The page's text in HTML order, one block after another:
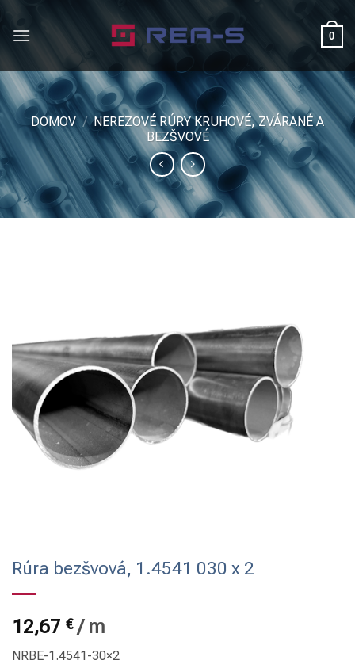
0
DOMOV / NEREZOVÉ RÚRY KRUHOVÉ, ZVÁRANÉ A
BEZŠVOVÉ
Rúra bezšvová, 1.4541 030 x 2
12,67 €/ m
NRBE-1.4541-30×2